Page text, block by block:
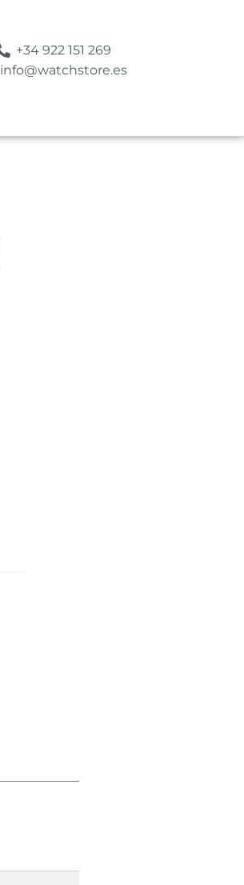
+34 922 151 269
info@watchstore.es